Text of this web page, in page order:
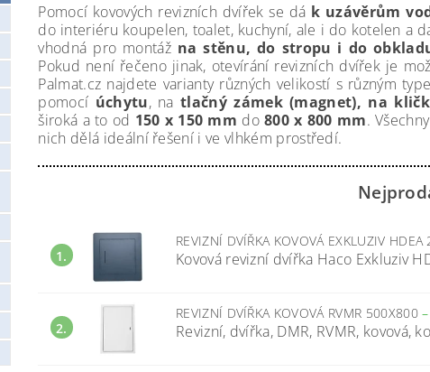
Pomocí kovových revizních dvířek se dá k uzávěrům
do interiéru koupelen, toalet, kuchyní, ale i do kotelen a
vhodná pro montáž na stěnu, do stropu i do
Pokud není řečeno jinak, otevírání revizních dvířek je
Palmat.cz najdete varianty různých velikostí s různým
pomocí úchytu, na tlačný zámek (magnet), na
široká a to od 150 x 150 mm do800 x 800 mm.
nich dělá ideální řešení i ve vlhkém prostředí.
1.
REVIZNÍ DVÍŘKA KOVOVÁ EXKLUZIV
Kovová revizní dvířka Haco Exkluziv
2.
REVIZNÍ DVÍŘKA KOVOVÁ RVMR 500X800–
Revizní, dvířka, DMR, RVMR, kovová,